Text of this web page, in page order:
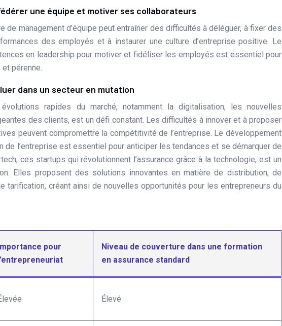
une équipe et motiver ses collaborateurs
de management d’équipe peut entraîner des difficultés à déléguer, à fixer des
des employés et à instaurer une culture d’entreprise positive. Le
en leadership pour motiver et fidéliser les employés est essentiel pour
pérenne.
dans un secteur en mutation
rapides du marché, notamment la digitalisation, les nouvelles
des clients, est un défi constant. Les difficultés à innover et à proposer
peuvent compromettre la compétitivité de l’entreprise. Le développement
de l’entreprise est essentiel pour anticiper les tendances et se démarquer de
ces startups qui révolutionnent l’assurance grâce à la technologie, est un
Elles proposent des solutions innovantes en matière de distribution, de
tarification, créant ainsi de nouvelles opportunités pour les entrepreneurs du
pour
Niveau de couverture dans une formation
en assurance standard
Élevé